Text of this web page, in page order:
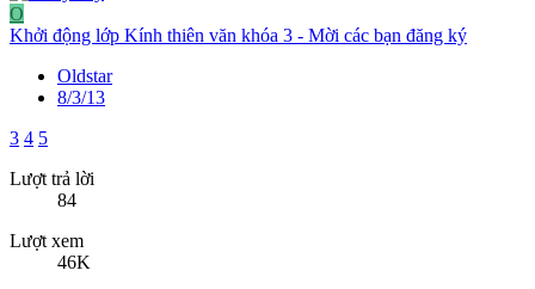
O
Khởi động lớp Kính thiên văn khóa 3 - Mời các bạn đăng ký
Oldstar
8/3/13
3 4 5
Lượt trả lời
84
Lượt xem
46K